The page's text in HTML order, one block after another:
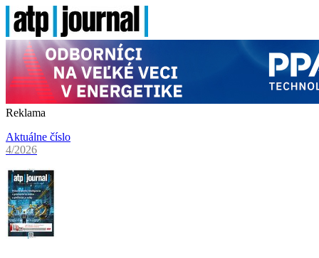
Reklama
Aktuálne číslo
4/2026